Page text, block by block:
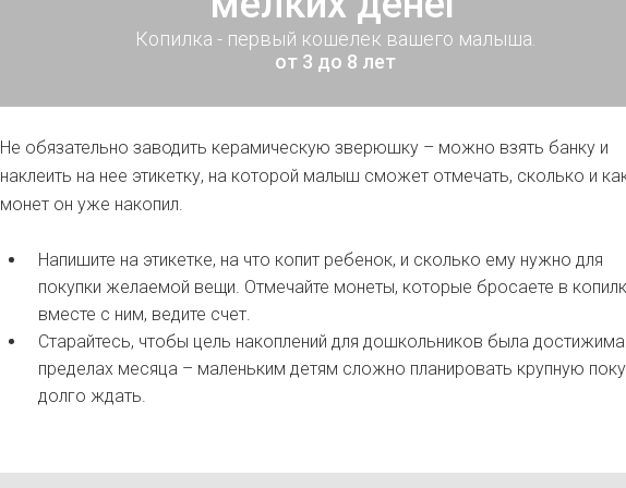
Копилка - первый кошелек вашего малыша.
от 3 до 8 лет
Не обязательно заводить керамическую зверюшку – можно взять банку и
наклеить на нее этикетку, на которой малыш сможет отмечать, сколько и
монет он уже накопил.
Напишите на этикетке, на что копит ребенок, и сколько ему нужно для
покупки желаемой вещи. Отмечайте монеты, которые бросаете в
вместе с ним, ведите счет.
Старайтесь, чтобы цель накоплений для дошкольников была
пределах месяца – маленьким детям сложно планировать крупную
долго ждать.